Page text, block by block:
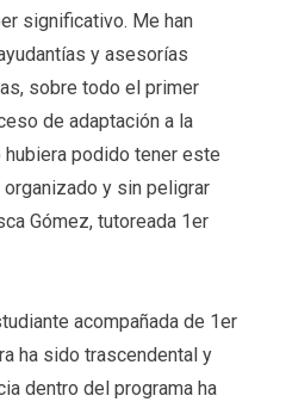
significativo. Me han
y asesorías
sobre todo el primer
de adaptación a la
podido tener este
y sin peligrar
Gómez, tutoreada 1er
acompañada de 1er
ha sido trascendental y
dentro del programa ha